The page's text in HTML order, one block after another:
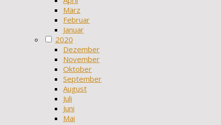
März
Februar
Januar
2020
Dezember
November
Oktober
September
August
Juli
Juni
Mai